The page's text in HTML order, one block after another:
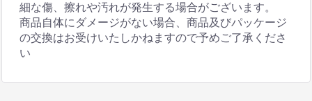
細な傷、擦れや汚れが発生する場合がございます。
商品自体にダメージがない場合、商品及びパッケージ
の交換はお受けいたしかねますので予めご了承くださ
い